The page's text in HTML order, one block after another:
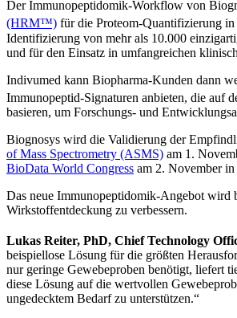
Der Immunopeptidomik-Workflow von
(HRM™) für die Proteom-Quantifizierung
Identifizierung von mehr als 10.000
und für den Einsatz in umfangreichen
Indivumed kann Biopharma-Kunden dann
Immunopeptid-Signaturen anbieten, die auf
basieren, um Forschungs- und
Biognosys wird die Validierung der
of Mass Spectrometry (ASMS) am 1.
BioData World Congress am 2. November in
Das neue Immunopeptidomik-Angebot wird
Wirkstoffentdeckung zu verbessern.
Lukas Reiter, PhD, Chief Technology
beispiellose Lösung für die größten
nur geringe Gewebeproben benötigt, liefert
diese Lösung auf die wertvollen
ungedecktem Bedarf zu unterstützen.“